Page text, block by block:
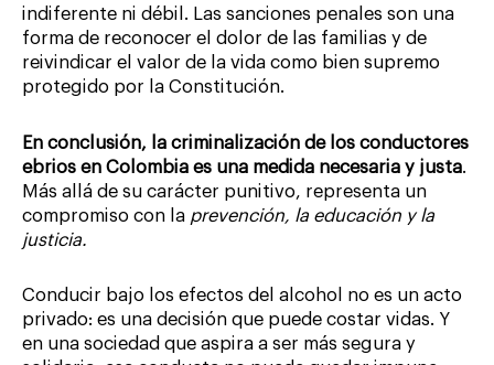
indiferente ni débil. Las sanciones penales son una
forma de reconocer el dolor de las familias y de
reivindicar el valor de la vida como bien supremo
protegido por la Constitución.
En conclusión, la criminalización de los conductores
ebrios en Colombia es una medida necesaria y justa.
Más allá de su carácter punitivo, representa un
compromiso con la prevención, la educación y la
justicia.
Conducir bajo los efectos del alcohol no es un acto
privado: es una decisión que puede costar vidas. Y
en una sociedad que aspira a ser más segura y